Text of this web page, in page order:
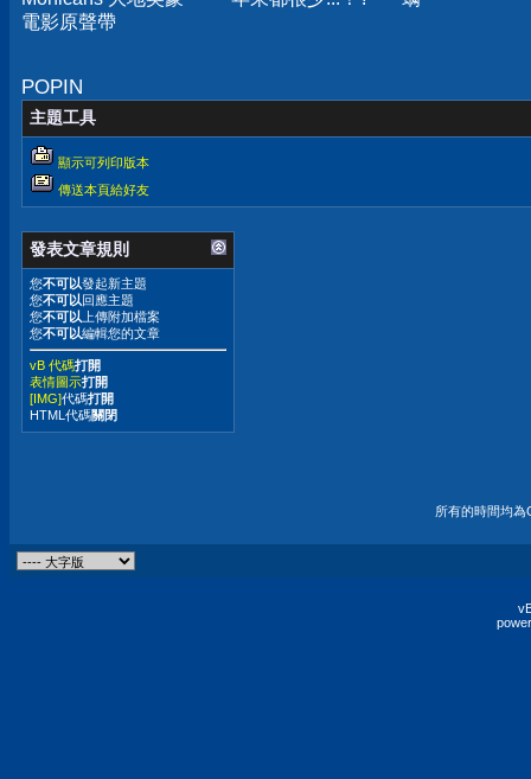
電影原聲帶
POPIN
主題工具
顯示可列印版本
傳送本頁給好友
發表文章規則
您不可以發起新主題
您不可以回應主題
您不可以 上傳附加檔案
您不可以編輯您的文章
vB 代碼打開
表情圖示打開
[IMG]代碼打開
HTML代碼關閉
所有的時間均為